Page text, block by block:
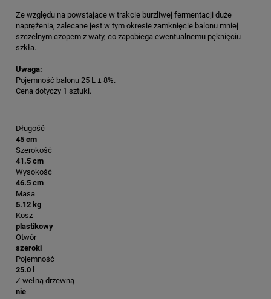
Ze względu na powstające w trakcie burzliwej fermentacji duże
naprężenia, zalecane jest w tym okresie zamknięcie balonu mniej
szczelnym czopem z waty, co zapobiega ewentualnemu pęknięciu
szkła.
Uwaga:
Pojemność balonu 25 L ± 8%.
Cena dotyczy 1 sztuki.
Długość
45 cm
Szerokość
41.5 cm
Wysokość
46.5 cm
Masa
5.12 kg
Kosz
plastikowy
Otwór
szeroki
Pojemność
25.0 l
Z wełną drzewną
nie